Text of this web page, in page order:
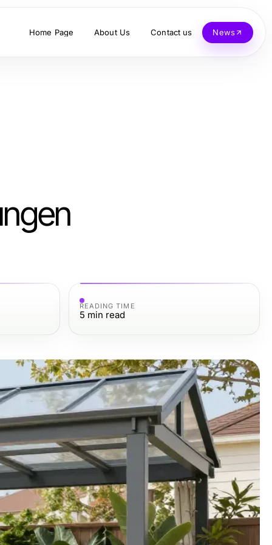
Home Page About Us Contact us News
READING TIME
5 min read